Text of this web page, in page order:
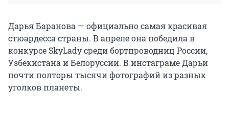
Дарья Баранова — официально самая красивая
стюардесса страны. В апреле она победила в
конкурсе SkyLady среди бортпроводниц России,
Узбекистана и Белоруссии. В инстаграме Дарьи
почти полторы тысячи фотографий из разных
уголков планеты.